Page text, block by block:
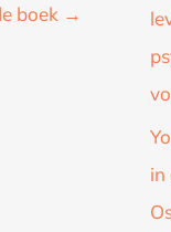
boek →
in